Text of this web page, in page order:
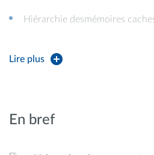
Hiérarchie desmémoires
Introduction à la
Lire plus
En bref